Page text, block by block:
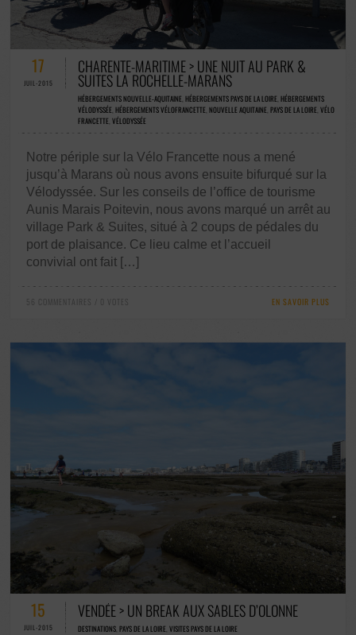
56 COMMENTAIRES / 0 VOTES
17
JUIL-2015
CHARENTE-MARITIME > UNE NUIT AU PARK &
SUITES LA ROCHELLE-MARANS
HÉBERGEMENTS NOUVELLE-AQUITAINE,HÉBERGEMENTS PAYS DE LA LOIRE,HÉBERGEMENTS
VÉLODYSSÉE,HÉBERGEMENTS VÉLOFRANCETTE,NOUVELLE AQUITAINE,PAYS DE LA LOIRE,VÉLO
FRANCETTE,VÉLODYSSÉE
Notre périple sur la Vélo Francette nous a mené
jusqu’à Marans où nous avons ensuite bifurqué sur la
Vélodyssée. Sur les conseils de l’office de tourisme
Aunis Marais Poitevin, nous avons marqué un arrêt au
village Park & Suites, situé à 2 coups de pédales du
port de plaisance. Ce lieu calme et l’accueil
convivial ont fait […]
56 COMMENTAIRES / 0 VOTES EN SAVOIR PLUS
52 COMMENTAIRES / 0 VOTES
15
JUIL-2015
VENDÉE > UN BREAK AUX SABLES D’OLONNE
DESTINATIONS,PAYS DE LA LOIRE,VISITES PAYS DE LA LOIRE